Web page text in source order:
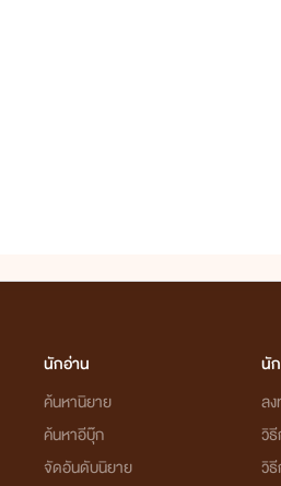
นักอ่าน
ค้นหานิยาย
ค้นหาอีบุ๊ก
จัดอันดับนิยาย
นั
ลง
วิ
วิ